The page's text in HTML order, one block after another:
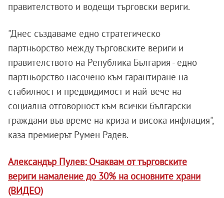
правителството и водещи търговски вериги.
"Днес създаваме едно стратегическо
партньорство между търговските вериги и
правителството на Република България - едно
партньорство насочено към гарантиране на
стабилност и предвидимост и най-вече на
социална отговорност към всички български
граждани във време на криза и висока инфлация",
каза премиерът Румен Радев.
Александър Пулев: Очаквам от търговските
вериги намаление до 30% на основните храни
(ВИДЕО)